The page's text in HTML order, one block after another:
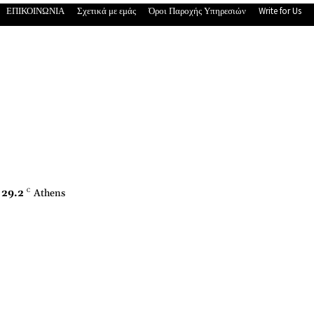
ΕΠΙΚΟΙΝΩΝΙΑ Σχετικά με εμάς Όροι Παροχής Υπηρεσιών Write for Us
29.2 C Athens